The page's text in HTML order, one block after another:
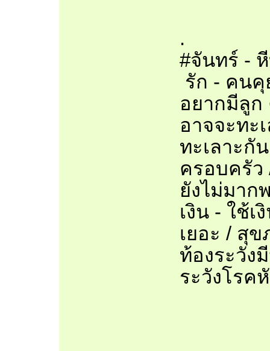
.
#จันทร์ -
รัก - คนคุ
อยากมีลู
อาจจะทะ
ทะเลาะกั
ครอบครัว
ยังไม่มาก
เงิน - ใช้
เยอะ / สุ
ท้องระวัง
ระวังโรค